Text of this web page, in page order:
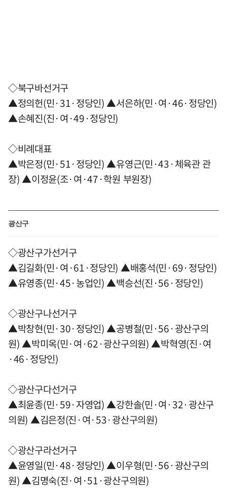
◇북구바선거구
▲정의헌(민·31·정당인) ▲서은하(민·여·46·정당인)
▲손혜진(진·여·49·정당인)
◇비례대표
▲박은정(민·51·정당인) ▲유영근(민·43·체육관 관
장) ▲이정윤(조·여·47·학원 부원장)
광산구
◇광산구가선거구
▲김길화(민·여·61·정당인) ▲배홍석(민·69·정당인)
▲유영종(민·45·농업인) ▲백승선(진·56·정당인)
◇광산구나선거구
▲박창현(민·30·정당인) ▲공병철(민·56·광산구의
원) ▲박미옥(민·여·62·광산구의원) ▲박혁영(진·여
·46·정당인)
◇광산구다선거구
▲최윤종(민·59·자영업) ▲강한솔(민·여·32·광산구
의원) ▲김은정(진·여·53·광산구의원)
◇광산구라선거구
▲윤영일(민·48·정당인) ▲이우형(민·56·광산구의
원) ▲김명숙(진·여·51·광산구의원)